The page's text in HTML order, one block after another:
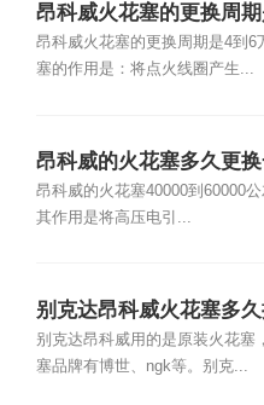
昂科威火花塞的更换周期
昂科威火花塞的更换周期是4到6
塞的作用是：将点火线圈产生...
昂科威的火花塞多久更换
昂科威的火花塞40000到60000公
其作用是将高压电引...
别克达昂科威火花塞多
别克达昂科威用的是原装火花塞
塞品牌有博世、ngk等。别克...